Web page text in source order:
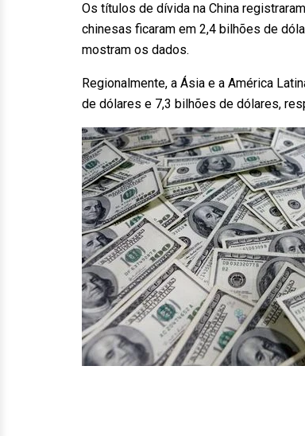
Os títulos de dívida na China
chinesas ficaram em 2,4 bilhões de
mostram os dados.
Regionalmente, a Ásia e a América
de dólares e 7,3 bilhões de dólares,